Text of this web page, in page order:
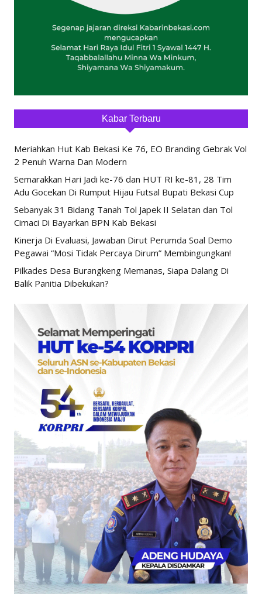
Kabar Terbaru
Meriahkan Hut Kab Bekasi Ke 76, EO Branding Gebrak Vol
2 Penuh Warna Dan Modern
Semarakkan Hari Jadi ke-76 dan HUT RI ke-81, 28 Tim
Adu Gocekan Di Rumput Hijau Futsal Bupati Bekasi Cup
Sebanyak 31 Bidang Tanah Tol Japek II Selatan dan Tol
Cimaci Di Bayarkan BPN Kab Bekasi
Kinerja Di Evaluasi, Jawaban Dirut Perumda Soal Demo
Pegawai “Mosi Tidak Percaya Dirum” Membingungkan!
Pilkades Desa Burangkeng Memanas, Siapa Dalang Di
Balik Panitia Dibekukan?